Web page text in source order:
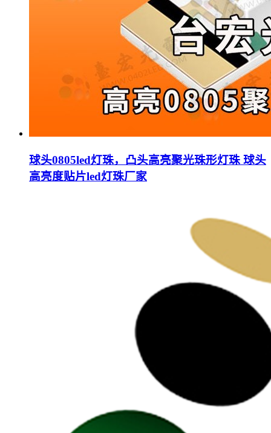
球头0805led灯珠，凸头高亮聚光珠形灯珠 球头
高亮度贴片led灯珠厂家